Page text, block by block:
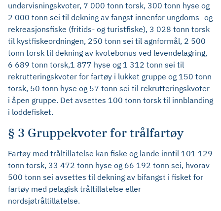
undervisningskvoter, 7 000 tonn torsk, 300 tonn hyse og
2 000 tonn sei til dekning av fangst innenfor ungdoms- og
rekreasjonsfiske (fritids- og turistfiske), 3 028 tonn torsk
til kystfiskeordningen, 250 tonn sei til agnformål, 2 500
tonn torsk til dekning av kvotebonus ved levendelagring,
6 689 tonn torsk,1 877 hyse og 1 312 tonn sei til
rekrutteringskvoter for fartøy i lukket gruppe og 150 tonn
torsk, 50 tonn hyse og 57 tonn sei til rekrutteringskvoter
i åpen gruppe. Det avsettes 100 tonn torsk til innblanding
i loddefisket.
§ 3 Gruppekvoter for trålfartøy
Fartøy med tråltillatelse kan fiske og lande inntil 101 129
tonn torsk, 33 472 tonn hyse og 66 192 tonn sei, hvorav
500 tonn sei avsettes til dekning av bifangst i fisket for
fartøy med pelagisk tråltillatelse eller
nordsjøtråltillatelse.